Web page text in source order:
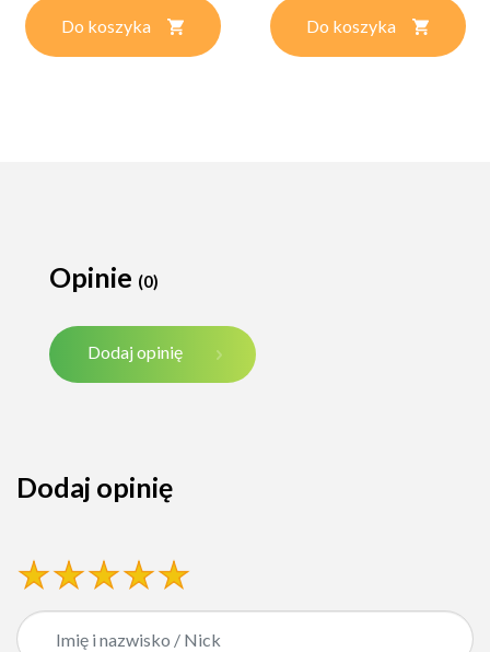
Do koszyka Do koszyka
Opinie (0)
Dodaj opinię
Dodaj opinię